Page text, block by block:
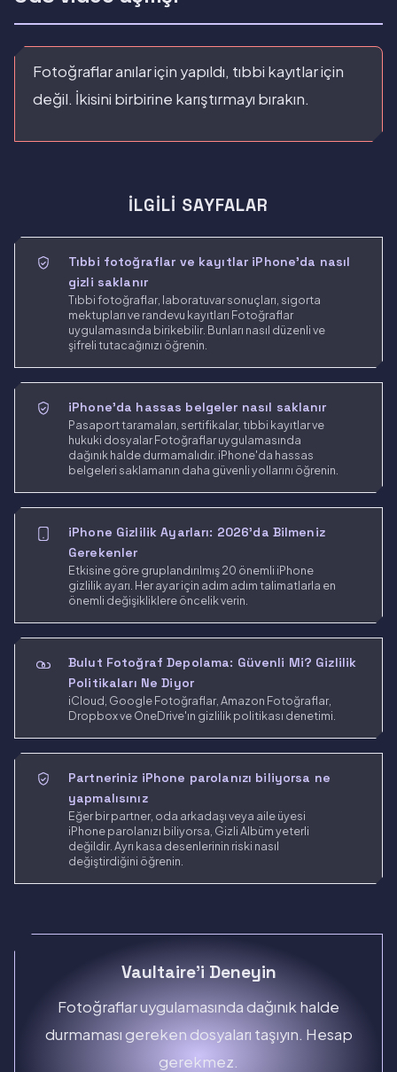
Fotoğraflar anılar için yapıldı, tıbbi kayıtlar için
değil. İkisini birbirine karıştırmayı bırakın.
İLGILI SAYFALAR
Tıbbi fotoğraflar ve kayıtlar iPhone'da nasıl
gizli saklanır
Tıbbi fotoğraflar, laboratuvar sonuçları, sigorta
mektupları ve randevu kayıtları Fotoğraflar
uygulamasında birikebilir. Bunları nasıl düzenli ve
şifreli tutacağınızı öğrenin.
iPhone'da hassas belgeler nasıl saklanır
Pasaport taramaları, sertifikalar, tıbbi kayıtlar ve
hukuki dosyalar Fotoğraflar uygulamasında
dağınık halde durmamalıdır. iPhone'da hassas
belgeleri saklamanın daha güvenli yollarını öğrenin.
iPhone Gizlilik Ayarları: 2026'da Bilmeniz
Gerekenler
Etkisine göre gruplandırılmış 20 önemli iPhone
gizlilik ayarı. Her ayar için adım adım talimatlarla en
önemli değişikliklere öncelik verin.
Bulut Fotoğraf Depolama: Güvenli Mi? Gizlilik
Politikaları Ne Diyor
iCloud, Google Fotoğraflar, Amazon Fotoğraflar,
Dropbox ve OneDrive'ın gizlilik politikası denetimi.
Partneriniz iPhone parolanızı biliyorsa ne
yapmalısınız
Eğer bir partner, oda arkadaşı veya aile üyesi
iPhone parolanızı biliyorsa, Gizli Albüm yeterli
değildir. Ayrı kasa desenlerinin riski nasıl
değiştirdiğini öğrenin.
Vaultaire'i Deneyin
Fotoğraflar uygulamasında dağınık halde
durmaması gereken dosyaları taşıyın. Hesap
gerekmez.